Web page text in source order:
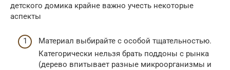
детского домика крайне важно учесть некоторые
аспекты
Материал выбирайте с особой тщательностью.
Категорически нельзя брать поддоны с рынка
(дерево впитывает разные микроорганизмы и